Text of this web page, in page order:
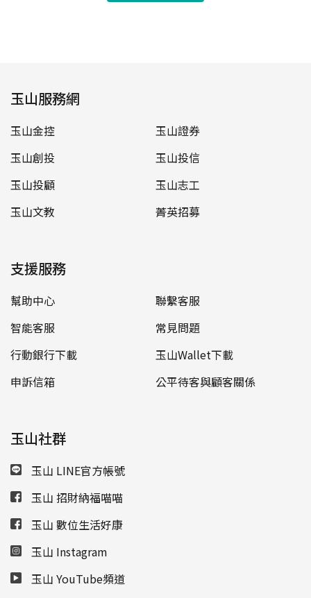
玉山服務網
玉山金控
玉山證券
玉山創投
玉山投信
玉山投顧
玉山志工
玉山文教
菁英招募
支援服務
幫助中心
聯繫客服
智能客服
常見問題
行動銀行下載
玉山Wallet下載
申訴信箱
公平待客與顧客關係
玉山社群
玉山 LINE官方帳號
玉山 招財納福喵喵
玉山 數位生活好康
玉山 Instagram
玉山 YouTube頻道